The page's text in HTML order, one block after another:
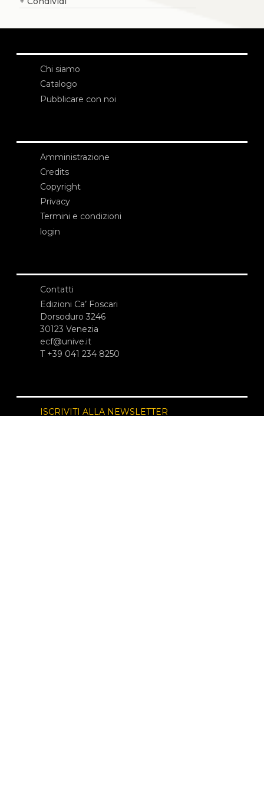
Chi siamo
Catalogo
Pubblicare con noi
Amministrazione
Credits
Copyright
Privacy
Termini e condizioni
login
Contatti
Edizioni Ca’ Foscari
Dorsoduro 3246
30123 Venezia
ecf@unive.it
T +39 041 234 8250
ISCRIVITI ALLA NEWSLETTER